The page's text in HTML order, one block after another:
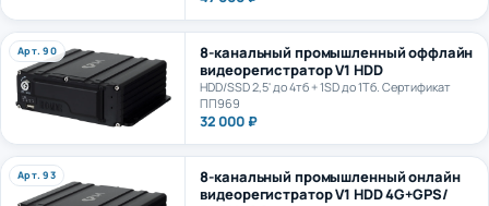
Арт. 90
8-канальный промышленный оффлайн
видеорегистратор V1 HDD
HDD/SSD 2,5' до 4тб + 1SD до 1Тб. Сертификат
ПП969
32 000 ₽
Арт. 93
8-канальный промышленный онлайн
видеорегистратор V1 HDD 4G+GPS/
ГЛОНАСС